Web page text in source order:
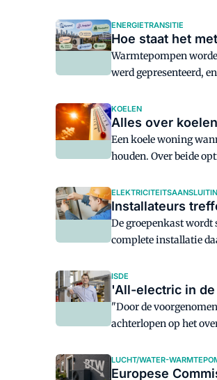
ENERGIETRANSITIE
Hoe staat het
Warmtepompen
werd gepresenteerd,
KOELEN
Alles over
Een koele woning
houden. Over beide
Installateurs
De groepenkast wordt
complete installatie
ISDE
'All-electric in
"Door de
achterlopen op het
LUCHT/WATER-